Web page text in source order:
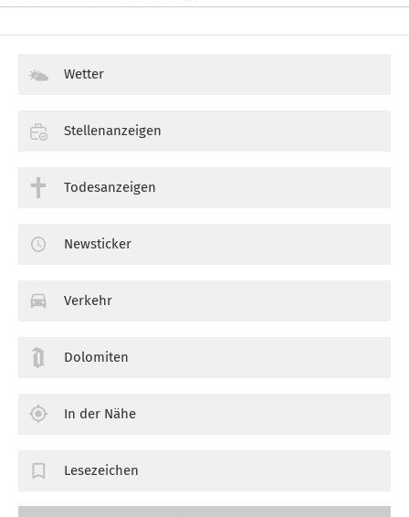
Wetter
Stellenanzeigen
Todesanzeigen
Newsticker
Verkehr
Dolomiten
In der Nähe
Lesezeichen